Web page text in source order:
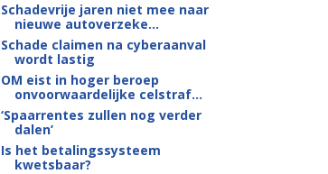
Schadevrije jaren niet mee naar
nieuwe autoverzeke...
Schade claimen na cyberaanval
wordt lastig
OM eist in hoger beroep
onvoorwaardelijke celstraf...
‘Spaarrentes zullen nog verder
dalen’
Is het betalingssysteem
kwetsbaar?